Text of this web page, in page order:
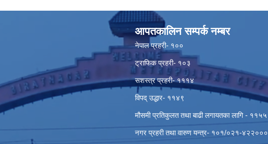
आपतकालिन सम्पर्क नम्बर
नेपाल प्रहरी- १००
ट्राफिक प्रहरी- १०३
सशस्त्र प्रहरी- १११४
विपद् उद्धार- ११४९
मौसमी प्रतिकुलत तथा बाढी लगायतका लागि - ११५५
नगर प्रहरी तथा वारुण यन्त्र- १०१/०२१-४२२०००